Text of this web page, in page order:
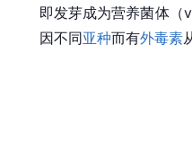
即发芽成为营养菌体
因不同亚种而有外毒素